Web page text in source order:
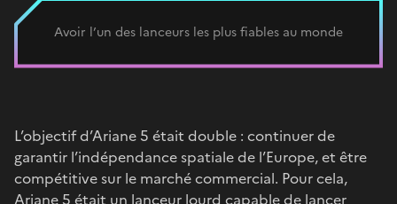
Avoir l’un des lanceurs les plus fiables au monde
L’objectif d’Ariane 5 était double : continuer de
garantir l’indépendance spatiale de l’Europe, et être
compétitive sur le marché commercial. Pour cela,
Ariane 5 était un lanceur lourd capable de lancer